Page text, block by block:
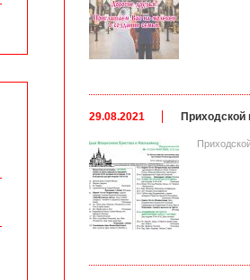
29.08.2021 Приходской